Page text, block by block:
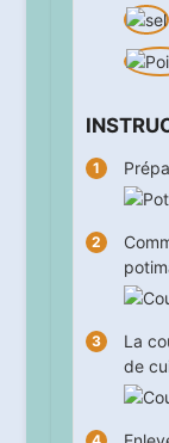
La
de